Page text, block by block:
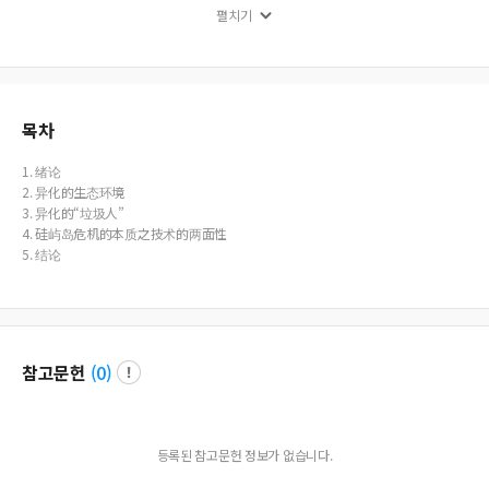
펼치기
목차
1. 绪论
2. 异化的生态环境
3. 异化的“垃圾人”
4. 硅屿岛危机的本质之技术的两面性
5. 结论
참고문헌 (0)
등록된 참고문헌 정보가 없습니다.